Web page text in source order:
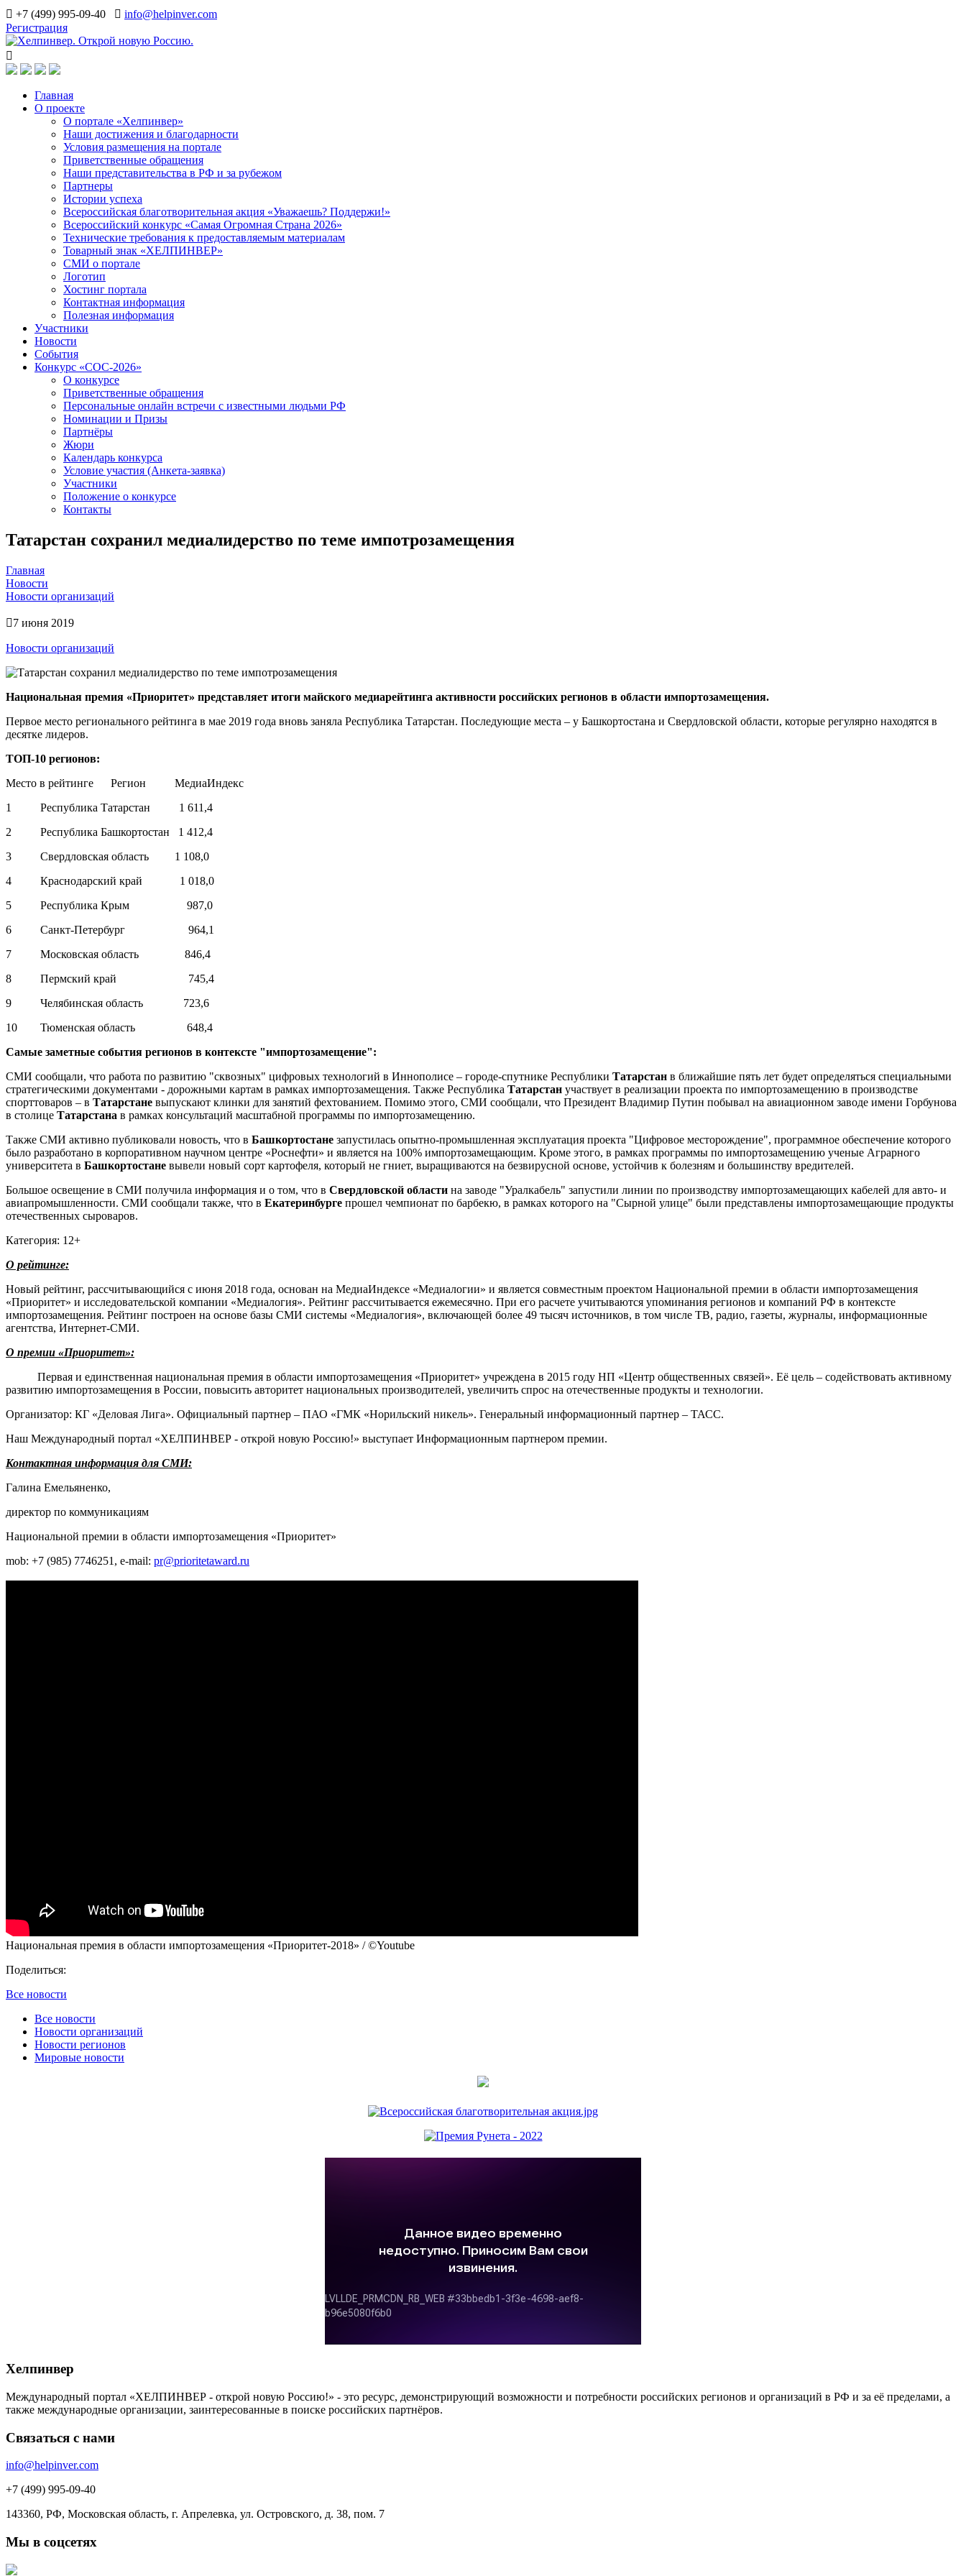
+7 (499) 995-09-40
info@helpinver.com
Регистрация
Главная
О проекте
О портале «Хелпинвер»
Наши достижения и благодарности
Условия размещения на портале
Приветственные обращения
Наши представительства в РФ и за рубежом
Партнеры
Истории успеха
Всероссийская благотворительная акция «Уважаешь? Поддержи!»
Всероссийский конкурс «Самая Огромная Страна 2026»
Технические требования к предоставляемым материалам
Товарный знак «ХЕЛПИНВЕР»
СМИ о портале
Логотип
Хостинг портала
Контактная информация
Полезная информация
Участники
Новости
События
Конкурс «СОС-2026»
О конкурсе
Приветственные обращения
Персональные онлайн встречи с известными людьми РФ
Номинации и Призы
Партнёры
Жюри
Календарь конкурса
Условие участия (Анкета-заявка)
Участники
Положение о конкурсе
Контакты
Татарстан сохранил медиалидерство по теме импотрозамещения
Главная
Новости
Новости организаций
7 июня 2019
Новости организаций
Национальная премия «Приоритет» представляет итоги майского медиарейтинга активности российских регионов в области импортозамещения.
Первое место регионального рейтинга в мае 2019 года вновь заняла Республика Татарстан. Последующие места – у Башкортостана и Свердловской области, которые регулярно находятся в
десятке лидеров.
ТОП-10 регионов:
Место в рейтинге Регион МедиаИндекс
1 Республика Татарстан 1 611,4
2 Республика Башкортостан 1 412,4
3 Свердловская область 1 108,0
4 Краснодарский край 1 018,0
5 Республика Крым 987,0
6 Санкт-Петербург 964,1
7 Московская область 846,4
8 Пермский край 745,4
9 Челябинская область 723,6
10 Тюменская область 648,4
Самые заметные события регионов в контексте "импортозамещение":
СМИ сообщали, что работа по развитию "сквозных" цифровых технологий в Иннополисе – городе-спутнике Республики Татарстан в ближайшие пять лет будет определяться специальными
стратегическими документами - дорожными картам в рамках импортозамещения. Также Республика Татарстан участвует в реализации проекта по импортозамещению в производстве
спорттоваров – в Татарстане выпускают клинки для занятий фехтованием. Помимо этого, СМИ сообщали, что Президент Владимир Путин побывал на авиационном заводе имени Горбунова
в столице Татарстана в рамках консультаций масштабной программы по импортозамещению.
Также СМИ активно публиковали новость, что в Башкортостане запустилась опытно-промышленная эксплуатация проекта "Цифровое месторождение", программное обеспечение которого
было разработано в корпоративном научном центре «Роснефти» и является на 100% импортозамещающим. Кроме этого, в рамках программы по импортозамещению ученые Аграрного
университета в Башкортостане вывели новый сорт картофеля, который не гниет, выращиваются на безвирусной основе, устойчив к болезням и большинству вредителей.
Большое освещение в СМИ получила информация и о том, что в Свердловской области на заводе "Уралкабель" запустили линии по производству импортозамещающих кабелей для авто- и
авиапромышленности. СМИ сообщали также, что в Екатеринбурге прошел чемпионат по барбекю, в рамках которого на "Сырной улице" были представлены импортозамещающие продукты
отечественных сыроваров.
Категория: 12+
О рейтинге:
Новый рейтинг, рассчитывающийся с июня 2018 года, основан на МедиаИндексе «Медиалогии» и является совместным проектом Национальной премии в области импортозамещения
«Приоритет» и исследовательской компании «Медиалогия». Рейтинг рассчитывается ежемесячно. При его расчете учитываются упоминания регионов и компаний РФ в контексте
импортозамещения. Рейтинг построен на основе базы СМИ системы «Медиалогия», включающей более 49 тысяч источников, в том числе ТВ, радио, газеты, журналы, информационные
агентства, Интернет-СМИ.
О премии «Приоритет»:
Первая и единственная национальная премия в области импортозамещения «Приоритет» учреждена в 2015 году НП «Центр общественных связей». Её цель – содействовать активному
развитию импортозамещения в России, повысить авторитет национальных производителей, увеличить спрос на отечественные продукты и технологии.
Организатор: КГ «Деловая Лига». Официальный партнер – ПАО «ГМК «Норильский никель». Генеральный информационный партнер – ТАСС.
Наш Международный портал «ХЕЛПИНВЕР - открой новую Россию!» выступает Информационным партнером премии.
Контактная информация для СМИ:
Галина Емельяненко,
директор по коммуникациям
Национальной премии в области импортозамещения «Приоритет»
mob: +7 (985) 7746251, e-mail: pr@prioritetaward.ru
Национальная премия в области импортозамещения «Приоритет-2018» / ©Youtube
Поделиться:
Все новости
Все новости
Новости организаций
Новости регионов
Мировые новости
Хелпинвер
Международный портал «ХЕЛПИНВЕР - открой новую Россию!» - это ресурс, демонстрирующий возможности и потребности российских регионов и организаций в РФ и за её пределами, а
также международные организации, заинтересованные в поиске российских партнёров.
Связаться с нами
info@helpinver.com
+7 (499) 995-09-40
143360, РФ, Московская область, г. Апрелевка, ул. Островского, д. 38, пом. 7
Мы в соцсетях